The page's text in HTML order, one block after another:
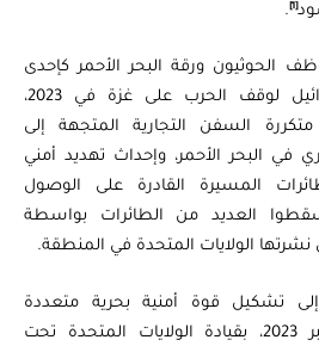
[1]
.
الحوثيون ورقة البحر الأحمر كإحدى
أدوات الضغط على إسرائيل لوقف الحرب على غزة في 2023،
السفن التجارية المتجهة إلى
البحر الأحمر، وإحداث تهديد أمني
المسيرة القادرة على الوصول
العديد من الطائرات بواسطة
نشرتها الولايات المتحدة في المنطقة.
تشكيل قوة أمنية بحرية متعددة
الجنسيات في 18 ديسمبر 2023، بقيادة الولايات المتحدة تحت